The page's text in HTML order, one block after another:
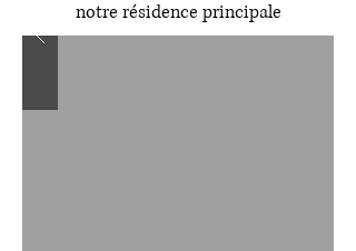
notre résidence principale